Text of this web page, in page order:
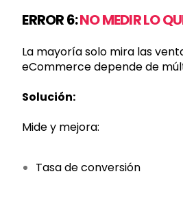
ERROR 6:NO MEDIR LO
La mayoría solo mira las
eCommerce depende de
Solución:
Mide y mejora:
Tasa de conversión